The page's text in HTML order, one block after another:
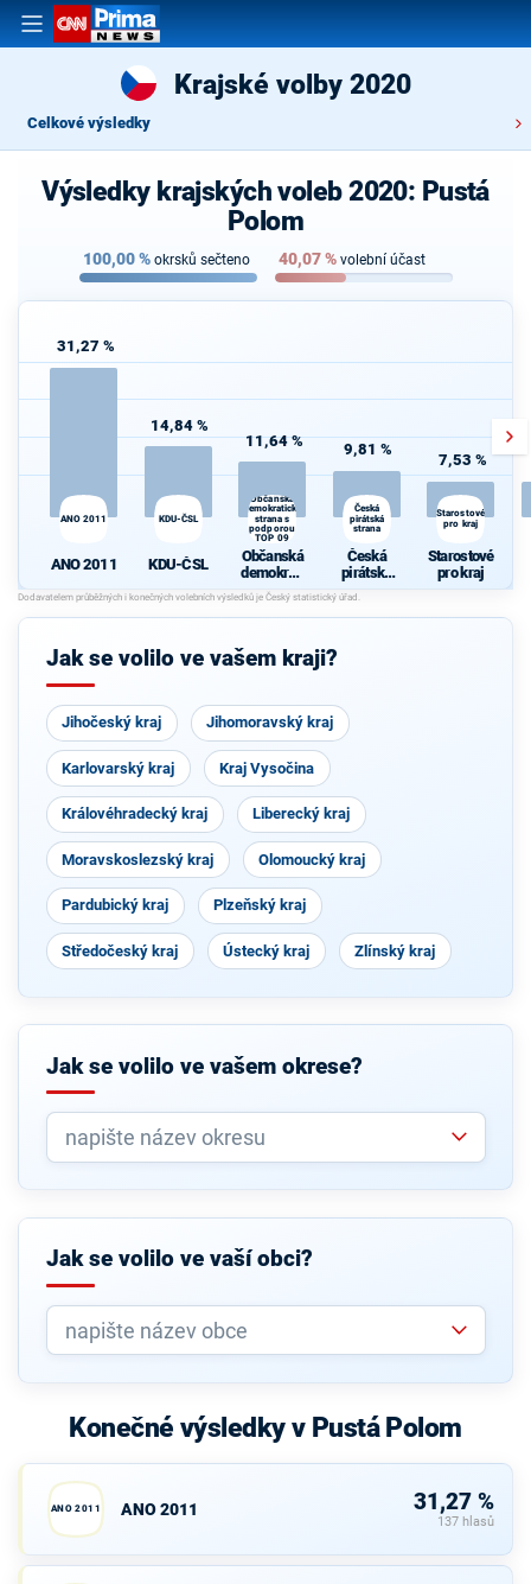
Krajské volby 2020
Celkové výsledky
Výsledky krajských voleb 2020: Pustá
Polom
100,00% okrsků sečteno 40,07% volební účast
31,27 %
ANO 2011
ANO 2011
14,84 %
KDU-ČSL
KDU-ČSL
11,64 %
Občanská
demokratická
strana s
podporou
TOP 09
Občanská
demokrati
cká strana
s podporou
TOP 09
9,81 %
Česká
pirátská
strana
Česká
pirátská
strana
7,53 %
Starostové
pro kraj
Starostové
pro kraj
Jak se volilo ve vašem kraji?
Jihočeský kraj Jihomoravský kraj
Karlovarský kraj Kraj Vysočina
Královéhradecký kraj Liberecký kraj
Moravskoslezský kraj Olomoucký kraj
Pardubický kraj Plzeňský kraj
Středočeský kraj Ústecký kraj Zlínský kraj
Jak se volilo ve vašem okrese?
Jak se volilo ve vaší obci?
Konečné výsledky v Pustá Polom
ANO 2011 ANO 2011 31,27 %
137 hlasů